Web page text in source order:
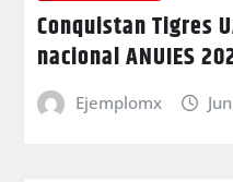
Conquistan Tigres
nacional ANUIES
Ejemplomx